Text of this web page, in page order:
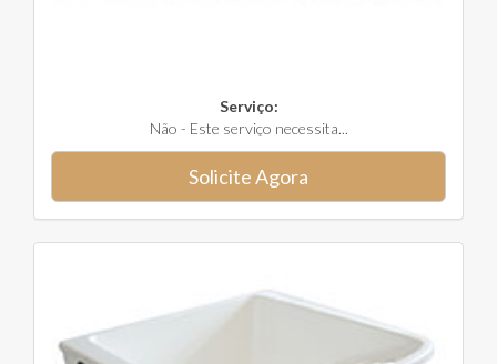
Serviço:
Não - Este serviço necessita...
Solicite Agora